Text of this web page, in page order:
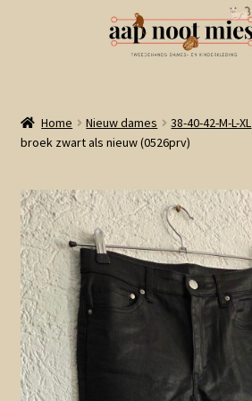
naar
navigatie
de
inhoud
Welkom
Winkel
Mijn account
Winkelmand
Linkjes
Home Nieuw dames 38-40-42-M-L-XL
broek zwart als nieuw (0526prv)